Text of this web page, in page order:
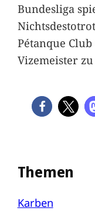
Bundesliga
Pétanque
Vizemeister
Themen
Karben